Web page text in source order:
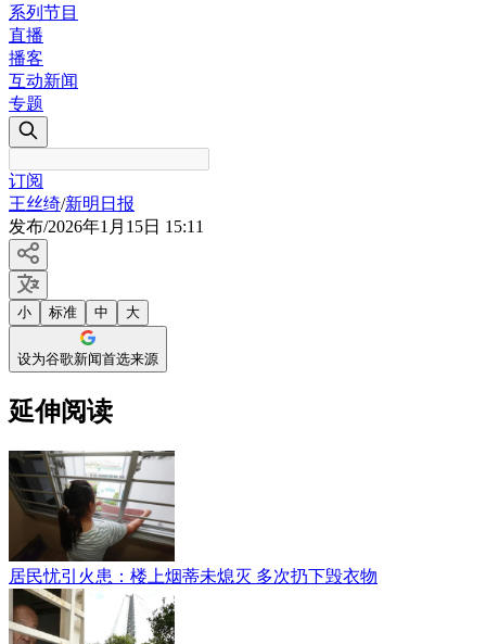
系列节目
直播
播客
互动新闻
专题
订阅
王丝绮/新明日报
发布/2026年1月15日 15:11
小 标准 中 大
设为谷歌新闻首选来源
延伸阅读
居民忧引火患：楼上烟蒂未熄灭 多次扔下毁衣物